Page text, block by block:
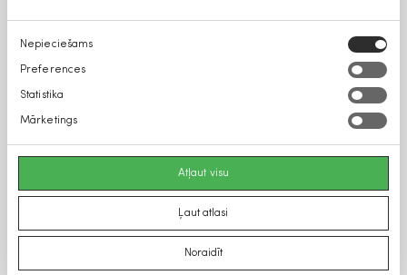
Piekrišanas
izvēle
Nepieciešams
Preferences
Statistika
Mārketings
Atļaut visu
Ļaut atlasi
Noraidīt